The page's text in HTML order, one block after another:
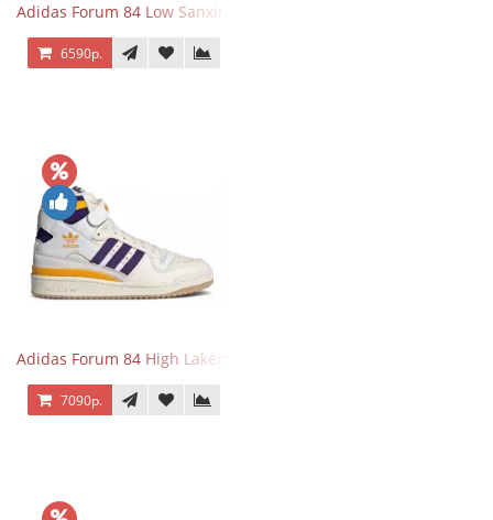
Adidas Forum 84 Low Sanxingdui
6590р.
Adidas Forum 84 High Lakers
7090р.